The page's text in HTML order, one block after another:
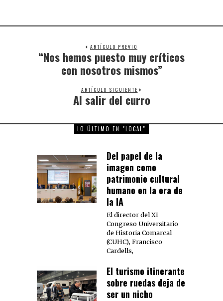
ARTÍCULO PREVIO
Previous
“Nos hemos puesto muy críticos
con nosotros mismos”
ARTÍCULO SIGUIENTE
Next
Al salir del curro
LO ÚLTIMO EN "LOCAL"
Del papel de la
imagen como
patrimonio cultural
humano en la era de
la IA
El director del XI
Congreso Universitario
de Historia Comarcal
(CUHC), Francisco
Cardells,
El turismo itinerante
sobre ruedas deja de
ser un nicho